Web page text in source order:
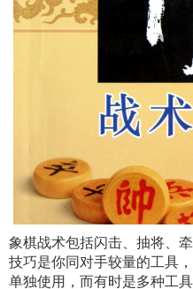
象棋战术包括闪击、抽将、
技巧是你同对手较量的工具
单独使用，而有时是多种工